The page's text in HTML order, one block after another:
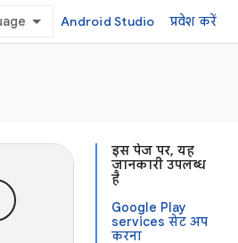
Android Studio प्रवेश करें
इस पेज पर, यह
जानकारी उपलब्ध
है
Google Play
services सेट अप
करना